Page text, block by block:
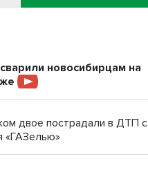
новосибирцам на
двое пострадали в ДТП с
«ГАЗелью»